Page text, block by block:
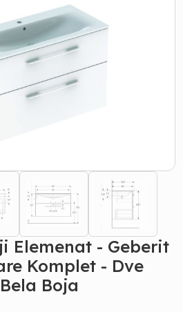
Elemenat - Geberit
Komplet - Dve
Boja